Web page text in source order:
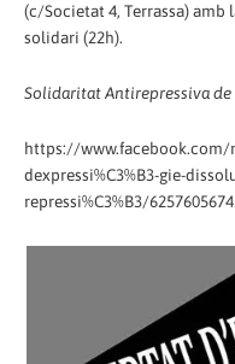
(c/Societat 4, Terrassa) amb
solidari (22h).
Solidaritat Antirepressiva de
https://
dexpressi%C3%B3-gie-
repressi%C3%B3/